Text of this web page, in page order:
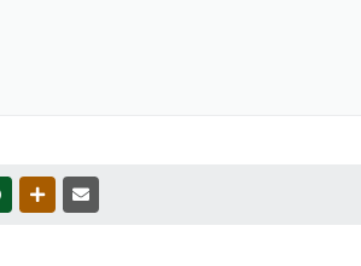
WHATSAPPOUTRAS MÍDIAS